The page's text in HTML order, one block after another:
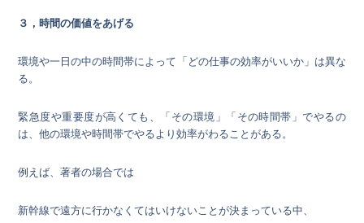
３，時間の価値をあげる
環境や一日の中の時間帯によって「どの仕事の効率がいいか」は異な
る。
緊急度や重要度が高くても、「その環境」「その時間帯」でやるの
は、他の環境や時間帯でやるより効率がわることがある。
例えば、著者の場合では
新幹線で遠方に行かなくてはいけないことが決まっている中、